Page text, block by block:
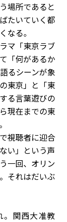
場所であると
たいていく都
なる。
マ「東京ラブ
「何があるか
るシーンが象
東京」と「東
る言葉遊びの
現在までの東
視聴者に迎合
い」という声
一回、オリン
それはだいぶ
関西大准教